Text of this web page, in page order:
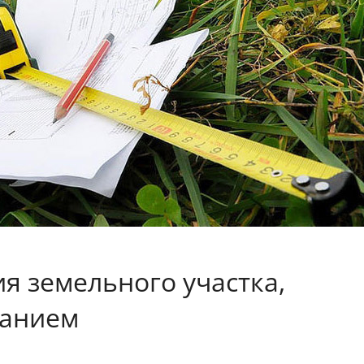
земельного участка,